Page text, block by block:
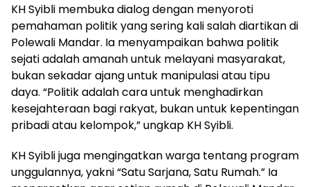
KH Syibli membuka dialog dengan menyoroti
pemahaman politik yang sering kali salah diartikan di
Polewali Mandar. Ia menyampaikan bahwa politik
sejati adalah amanah untuk melayani masyarakat,
bukan sekadar ajang untuk manipulasi atau tipu
daya. “Politik adalah cara untuk menghadirkan
kesejahteraan bagi rakyat, bukan untuk kepentingan
pribadi atau kelompok,” ungkap KH Syibli.
KH Syibli juga mengingatkan warga tentang program
unggulannya, yakni “Satu Sarjana, Satu Rumah.” Ia